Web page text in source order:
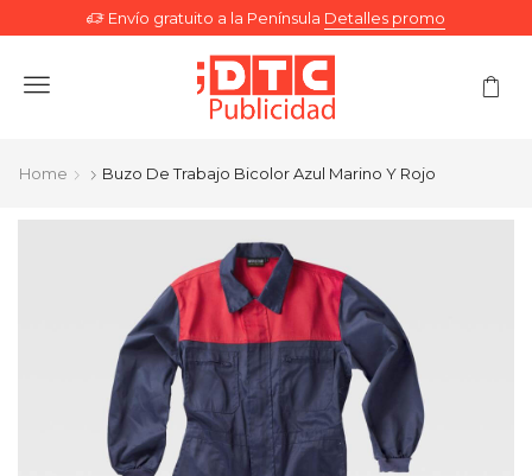
Envío gratuito a la Península Detalles promo
Menu
Home Buzo De Trabajo Bicolor Azul Marino Y Rojo